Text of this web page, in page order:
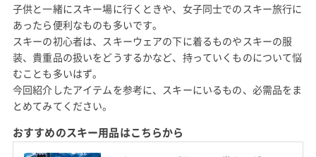
子供と一緒にスキー場に行くときや、女子同士でのスキー旅行に
あったら便利なものも多いです。
スキーの初心者は、スキーウェアの下に着るものやスキーの服
装、貴重品の扱いをどうするかなど、持っていくものについて悩
むことも多いはず。
今回紹介したアイテムを参考に、スキーにいるもの、必需品をま
とめてみてください。
おすすめのスキー用品はこちらから